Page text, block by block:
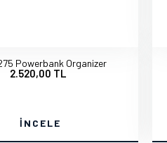
Powerbank Organizer
2.520,00 TL
İNCELE